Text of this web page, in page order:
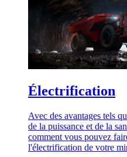
Électrification
Avec des avantages tels
de la puissance et de la
comment vous pouvez
l'électrification de votre